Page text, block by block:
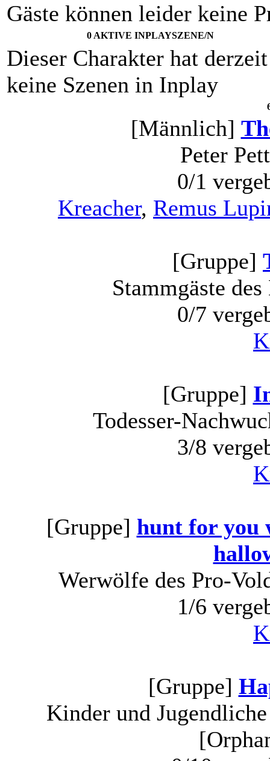
Gäste können leider keine
0 AKTIVE INPLAYSZENE/N
Dieser Charakter hat derzeit
keine Szenen in Inplay
[Männlich]
Peter
0/1
Kreacher, Remus
[Gruppe]
Stammgäste
0/7
[Gruppe]
Todesser-
3/8
[Gruppe] hunt for you
Werwölfe des Pro-
1/6
[Gruppe]
Kinder und